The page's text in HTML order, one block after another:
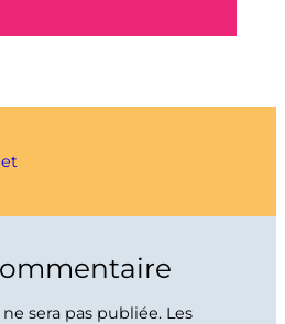
sera pas publiée. Les